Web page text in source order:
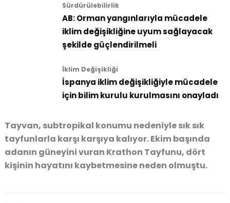
Sürdürülebilirlik
AB: Orman yangınlarıyla mücadele
iklim değişikliğine uyum sağlayacak
şekilde güçlendirilmeli
İklim Değişikliği
İspanya iklim değişikliğiyle mücadele
için bilim kurulu kurulmasını onayladı
Tayvan, subtropikal konumu nedeniyle sık sık
tayfunlarla karşı karşıya kalıyor. Ekim başında
adanın güneyini vuran Krathon Tayfunu, dört
kişinin hayatını kaybetmesine neden olmuştu.